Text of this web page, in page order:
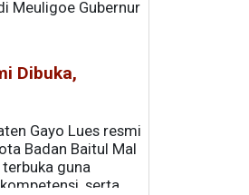
Meuligoe Gubernur
Kepala Biro,
Dibuka,
Gayo Lues resmi
Badan Baitul Mal
guna
serta